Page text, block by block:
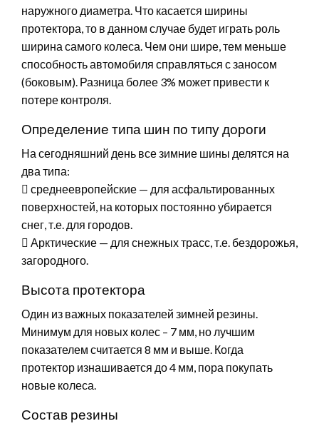
наружного диаметра. Что касается ширины
протектора, то в данном случае будет играть роль
ширина самого колеса. Чем они шире, тем меньше
способность автомобиля справляться с заносом
(боковым). Разница более 3% может привести к
потере контроля.
Определение типа шин по типу дороги
На сегодняшний день все зимние шины делятся на
два типа:
 среднеевропейские — для асфальтированных
поверхностей, на которых постоянно убирается
снег, т.е. для городов.
 Арктические — для снежных трасс, т.е. бездорожья,
загородного.
Высота протектора
Один из важных показателей зимней резины.
Минимум для новых колес – 7 мм, но лучшим
показателем считается 8 мм и выше. Когда
протектор изнашивается до 4 мм, пора покупать
новые колеса.
Состав резины